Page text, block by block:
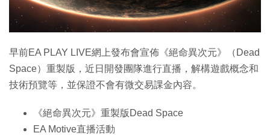
早前EA PLAY LIVE網上發布會宣佈《絕命異次元》（Dead
Space）重製版，近日開發團隊進行直播，解構遊戲概念和
技術預覽等，並保證不會有微交易課金內容。
《絕命異次元》重製版Dead Space
EA Motive直播活動